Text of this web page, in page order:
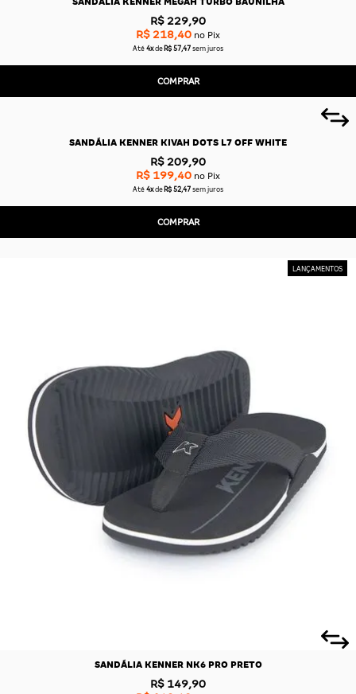
R$ 229,90
R$ 218,40 no Pix
Até 4x de R$ 57,47 sem juros
COMPRAR
SANDÁLIA KENNER KIVAH DOTS L7 OFF WHITE
R$ 209,90
R$ 199,40 no Pix
Até 4x de R$ 52,47 sem juros
COMPRAR
SANDÁLIA KENNER NK6 PRO PRETO
R$ 149,90